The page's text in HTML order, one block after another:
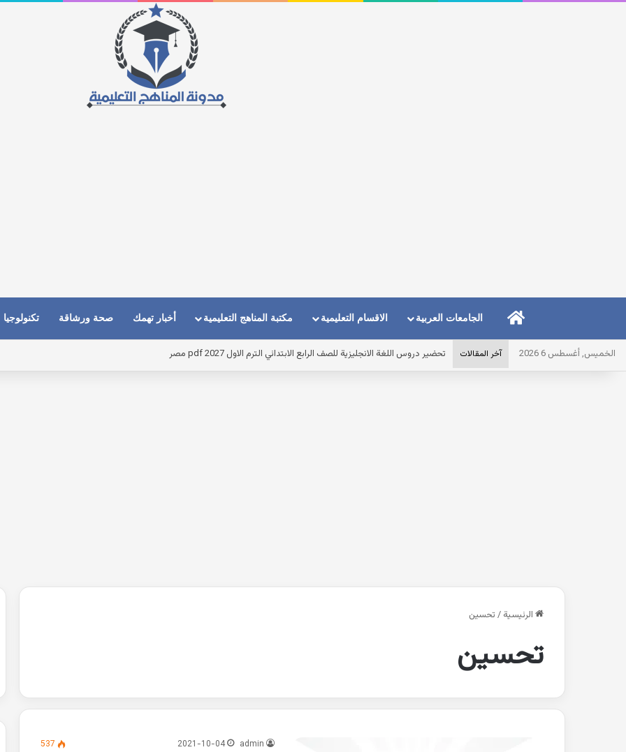
الرئيسيةالجامعات العربية الاقسام التعليمية مكتبة المناهج التعليمية أخبار تهمك صحة ورشاقة تكنولوجيا
الخميس, أغسطس 6 2026 آخر المقالات أقوى مذكرة ماث math للصف الاول الابتدائى لغات الترم الاول pdf 2027 مصر
الرئيسية / تحسين
تحسين
admin
2021-10-04
537